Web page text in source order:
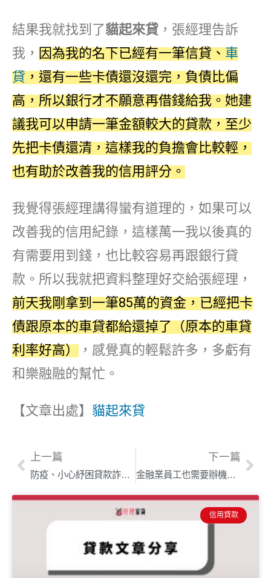
結果我就找到了貓起來貸 ，張經理告訴
我， 因為我的名下已經有一筆信貸、 車
貸 ，還有一些卡債還沒還完，負債比偏
高，所以銀行才不願意再借錢給我。她建
議我可以申請一筆金額較大的貸款，至少
先把卡債還清，這樣我的負擔會比較輕，
也有助於改善我的信用評分。
我覺得張經理講得蠻有道理的，如果可以
改善我的信用紀錄，這樣萬一我以後真的
有需要用到錢，也比較容易再跟銀行貸
款。所以我就把資料整理好交給張經理，
前天我剛拿到一筆85萬的資金，已經把卡
債跟原本的車貸都給還掉了（原本的車貸
利率好高）
，感覺真的輕鬆許多，多虧有
和樂融融的幫忙。
【文章出處】 貓起來貸
上一篇
防疫、小心紓困貸款詐騙，一個動作就可以!165專線幫助您!
下一篇
金融業員工也需要辦機車貸款，小白有救了
信用貸款